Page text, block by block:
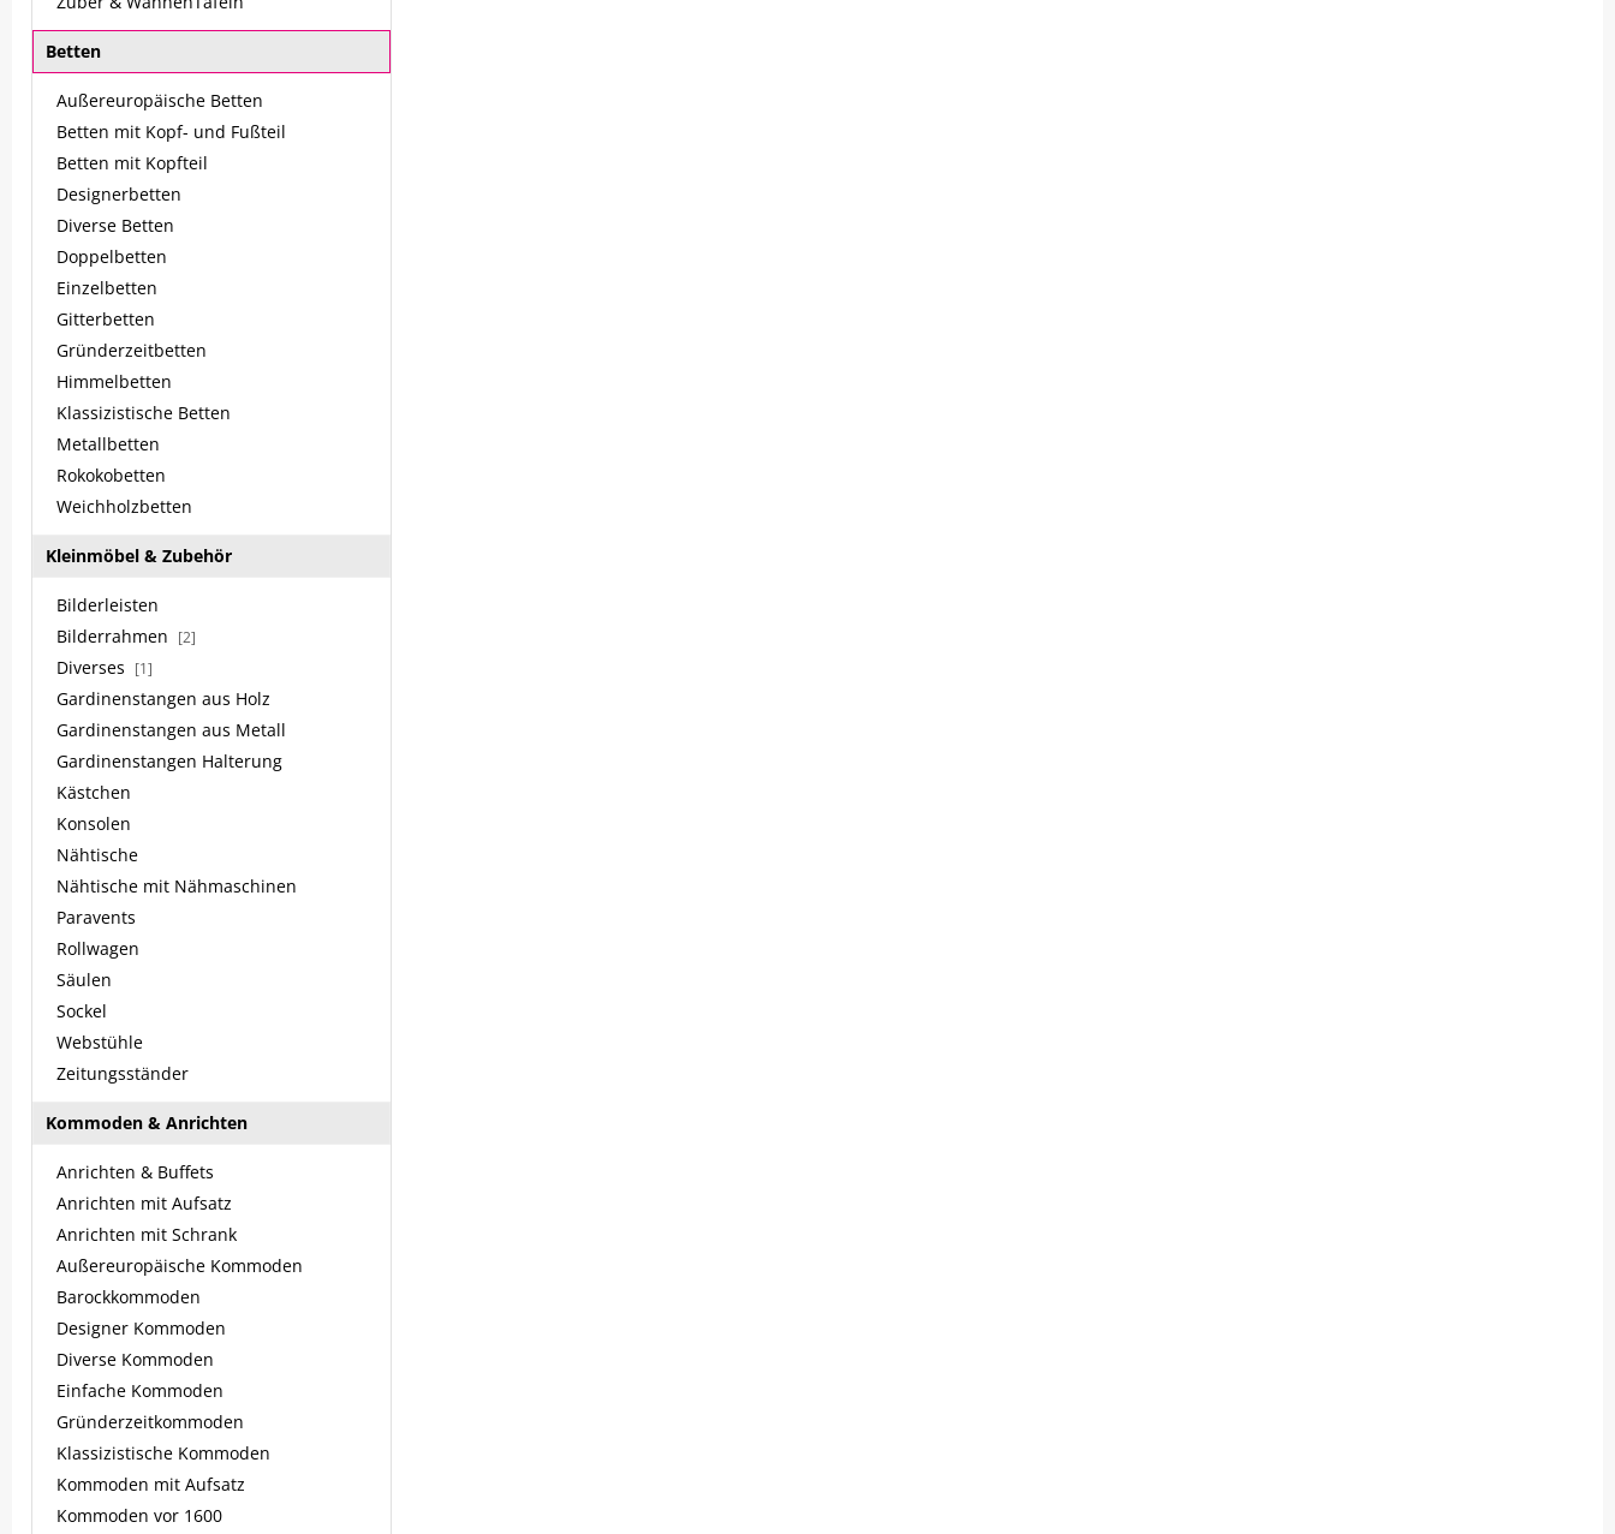
Betten
Außereuropäische Betten
Betten mit Kopf- und Fußteil
Betten mit Kopfteil
Designerbetten
Diverse Betten
Doppelbetten
Einzelbetten
Gitterbetten
Gründerzeitbetten
Himmelbetten
Klassizistische Betten
Metallbetten
Rokokobetten
Weichholzbetten
Kleinmöbel & Zubehör
Bilderleisten
Bilderrahmen
[2]
Diverses [1]
Gardinenstangen aus Holz
Gardinenstangen aus Metall
Gardinenstangen Halterung
Kästchen
Konsolen
Nähtische
Nähtische mit Nähmaschinen
Paravents
Rollwagen
Säulen
Sockel
Webstühle
Zeitungsständer
Kommoden & Anrichten
Anrichten & Buffets
Anrichten mit Aufsatz
Anrichten mit Schrank
Außereuropäische Kommoden
Barockkommoden
Designer Kommoden
Diverse Kommoden
Einfache Kommoden
Gründerzeitkommoden
Klassizistische Kommoden
Kommoden mit Aufsatz
Kommoden vor 1600